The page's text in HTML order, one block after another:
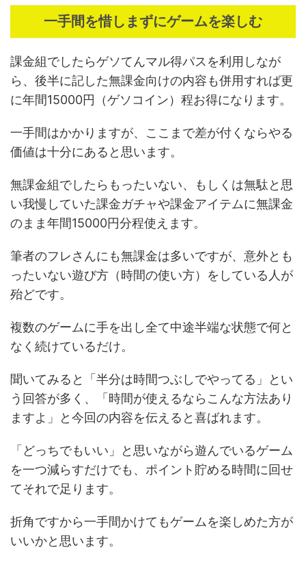
一手間を惜しまずにゲームを楽しむ
課金組でしたらゲソてんマル得パスを利用しなが
ら、後半に記した無課金向けの内容も併用すれば更
に年間15000円（ゲソコイン）程お得になります。
一手間はかかりますが、ここまで差が付くならやる
価値は十分にあると思います。
無課金組でしたらもったいない、もしくは無駄と思
い我慢していた課金ガチャや課金アイテムに無課金
のまま年間15000円分程使えます。
筆者のフレさんにも無課金は多いですが、意外とも
ったいない遊び方（時間の使い方）をしている人が
殆どです。
複数のゲームに手を出し全て中途半端な状態で何と
なく続けているだけ。
聞いてみると「半分は時間つぶしでやってる」とい
う回答が多く、「時間が使えるならこんな方法あり
ますよ」と今回の内容を伝えると喜ばれます。
「どっちでもいい」と思いながら遊んでいるゲーム
を一つ減らすだけでも、ポイント貯める時間に回せ
てそれで足ります。
折角ですから一手間かけてもゲームを楽しめた方が
いいかと思います。